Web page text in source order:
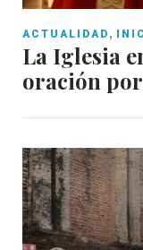
ACTUALIDAD ,
La Iglesia
oración